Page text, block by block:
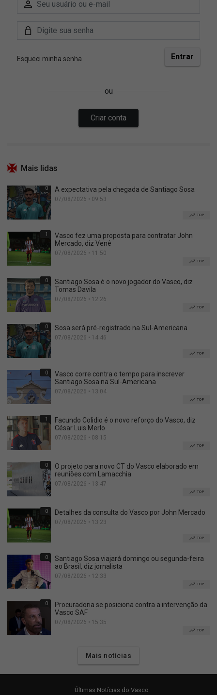
Mais lidas
0 A expectativa pela chegada de Santiago Sosa
07/08/2026 • 09:53
TOP
1
Vasco fez uma proposta para contratar John
Mercado, diz Venê
07/08/2026 • 11:50
TOP
0
Santiago Sosa é o novo jogador do Vasco, diz
Tomas Davila
07/08/2026 • 12:26
TOP
0 Sosa será pré-registrado na Sul-Americana
07/08/2026 • 14:46
TOP
0
Vasco corre contra o tempo para inscrever
Santiago Sosa na Sul-Americana
07/08/2026 • 13:04
TOP
1
Facundo Colidio é o novo reforço do Vasco, diz
César Luis Merlo
07/08/2026 • 08:15
TOP
0
O projeto para novo CT do Vasco elaborado em
reuniões com Lamacchia
07/08/2026 • 13:47
TOP
0 Detalhes da consulta do Vasco por John Mercado
07/08/2026 • 13:23
TOP
0
Santiago Sosa viajará domingo ou segunda-feira
ao Brasil, diz jornalista
07/08/2026 • 12:33
TOP
0
Procuradoria se posiciona contra a intervenção da
Vasco SAF
07/08/2026 • 15:35
TOP
Mais notícias
Últimas Notícias do Vasco